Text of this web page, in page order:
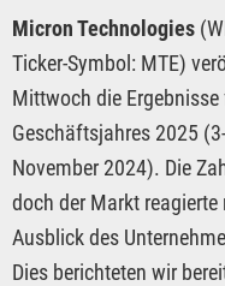
Micron Technologies
Ticker-Symbol: MTE)
Mittwoch die
Geschäftsjahres 2025
November 2024). Die
doch der Markt
Ausblick des
Dies berichteten wir